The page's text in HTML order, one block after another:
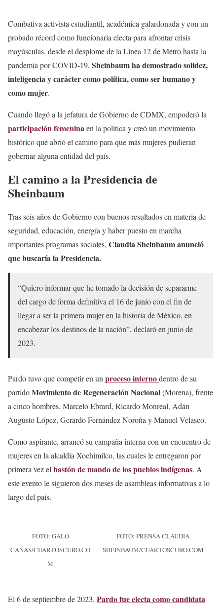
Combativa activista estudiantil, académica galardonada y con un
probado récord como funcionaria electa para afrontar crisis
mayúsculas, desde el desplome de la Línea 12 de Metro hasta la
pandemia por COVID-19, Sheinbaum ha demostrado solidez,
inteligencia y carácter como política, como ser humano y
como mujer.
Cuando llegó a la jefatura de Gobierno de CDMX, empoderó la
participación femenina en la política y creó un movimiento
histórico que abrió el camino para que más mujeres pudieran
gobernar alguna entidad del país.
El camino a la Presidencia de
Sheinbaum
Tras seis años de Gobierno con buenos resultados en materia de
seguridad, educación, energía y haber puesto en marcha
importantes programas sociales, Claudia Sheinbaum anunció
que buscaría la Presidencia.
“Quiero informar que he tomado la decisión de separarme
del cargo de forma definitiva el 16 de junio con el fin de
llegar a ser la primera mujer en la historia de México, en
encabezar los destinos de la nación”, declaró en junio de
2023.
Pardo tuvo que competir en unproceso internodentro de su
partidoMovimiento de Regeneración Nacional(Morena), frente
a cinco hombres, Marcelo Ebrard, Ricardo Monreal, Adán
Augusto López, Gerardo Fernández Noroña y Manuel Velasco.
Como aspirante, arrancó su campaña interna con un encuentro de
mujeres en la alcaldía Xochimilco, las cuales le entregaron por
primera vez elbastón de mando de los pueblos indígenas. A
este evento le siguieron dos meses de asambleas informativas a lo
largo del país.
FOTO: GALO
CAÑAS/CUARTOSCURO.CO
M
FOTO: PRENSA CLAUDIA
SHEINBAUM/CUARTOSCURO.COM
El 6 de septiembre de 2023, Pardo fue electa como candidata